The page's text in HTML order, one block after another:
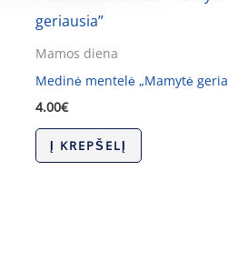
Mamos diena
Medinė mentelė „Mamytė
4.00€
Į KREPŠELĮ